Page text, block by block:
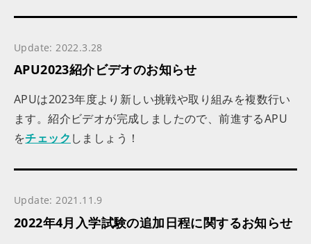
Update: 2022.3.28
APU2023紹介ビデオのお知らせ
APUは2023年度より新しい挑戦や取り組みを複数行い
ます。紹介ビデオが完成しましたので、前進するAPU
をチェック しましょう！
Update: 2021.11.9
2022年4月入学試験の追加日程に関するお知らせ